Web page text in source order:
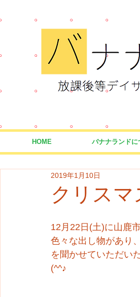
HOME バナナランドに
クリスマ
2019年1月10日
12月22日(土)に山鹿
色々な出し物があり
を聞かせていただい
(^^♪